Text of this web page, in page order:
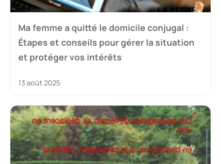
Ma femme a quitté le domicile conjugal :
Étapes et conseils pour gérer la situation
et protéger vos intérêts
13 août 2025